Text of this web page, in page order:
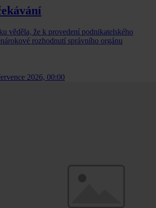
věděla, že k provedení podnikatelského
rozhodnutí správního orgánu
2026, 00:00